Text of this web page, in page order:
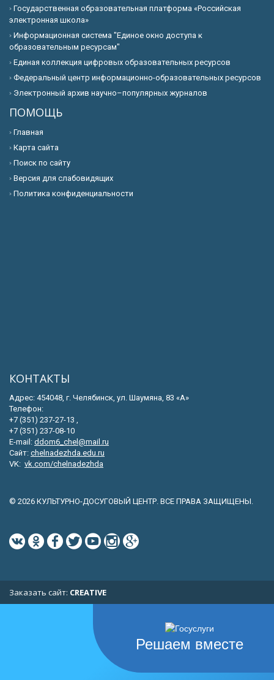
Государственная образовательная платформа «Российская
электронная школа»
Информационная система "Единое окно доступа к
образовательным ресурсам"
Единая коллекция цифровых образовательных ресурсов
Федеральный центр информационно-образовательных ресурсов
Электронный архив научно–популярных журналов
ПОМОЩЬ
Главная
Карта сайта
Поиск по сайту
Версия для слабовидящих
Политика конфиденциальности
КОНТАКТЫ
Адрес: 454048, г. Челябинск, ул. Шаумяна, 83 «А»
Телефон:
+7 (351) 237-27-13 ,
+7 (351) 237-08-10
E-mail: ddom6_chel@mail.ru
Сайт: chelnadezhda.edu.ru
VK: vk.com/chelnadezhda
© 2026 КУЛЬТУРНО-ДОСУГОВЫЙ ЦЕНТР. ВСЕ ПРАВА ЗАЩИЩЕНЫ.
Заказать сайт: CREATIVE
Решаем вместе